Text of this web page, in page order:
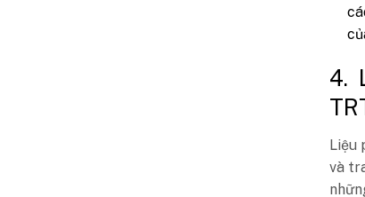
4.
Liệu
và